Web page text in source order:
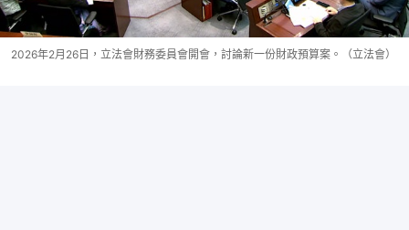
2026年2月26日，立法會財務委員會開會，討論新一份財政預算案。（立法會）